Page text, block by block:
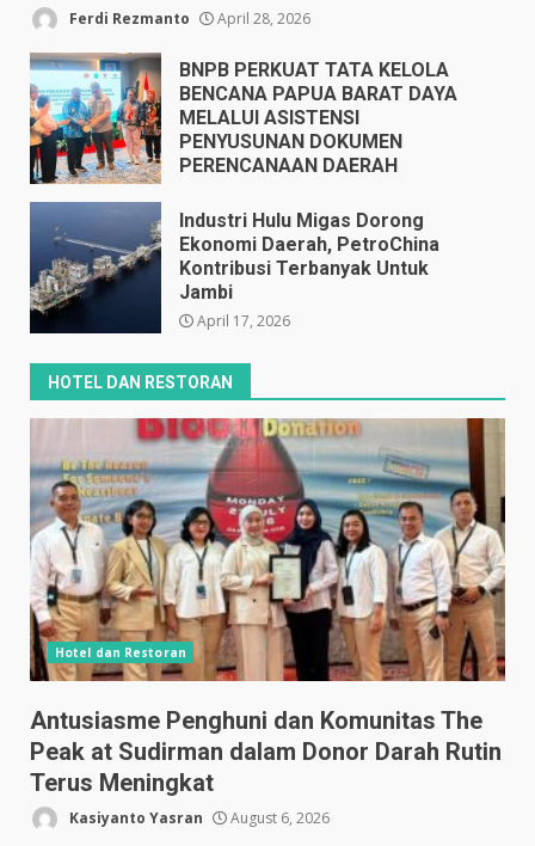
Ferdi Rezmanto April 28, 2026
BNPB PERKUAT TATA KELOLA
BENCANA PAPUA BARAT DAYA
MELALUI ASISTENSI
PENYUSUNAN DOKUMEN
PERENCANAAN DAERAH
Industri Hulu Migas Dorong
Ekonomi Daerah, PetroChina
Kontribusi Terbanyak Untuk
Jambi
April 17, 2026
HOTEL DAN RESTORAN
Hotel dan Restoran
Antusiasme Penghuni dan Komunitas The
Peak at Sudirman dalam Donor Darah Rutin
Terus Meningkat
Kasiyanto Yasran August 6, 2026